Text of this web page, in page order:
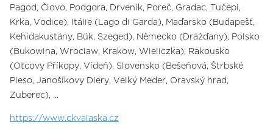
Pagod, Čiovo, Podgora, Drveník, Poreč, Gradac, Tučepi,
Krka, Vodice), Itálie (Lago di Garda), Maďarsko (Budapešť,
Kehidakustány, Bük, Szeged), Německo (Drážďany), Polsko
(Bukowina, Wroclaw, Krakow, Wieliczka), Rakousko
(Otcovy Příkopy, Vídeň), Slovensko (Bešeňová, Štrbské
Pleso, Janošíkovy Diery, Velký Meder, Oravský hrad,
Zuberec), ...
https://www.ckvalaska.cz